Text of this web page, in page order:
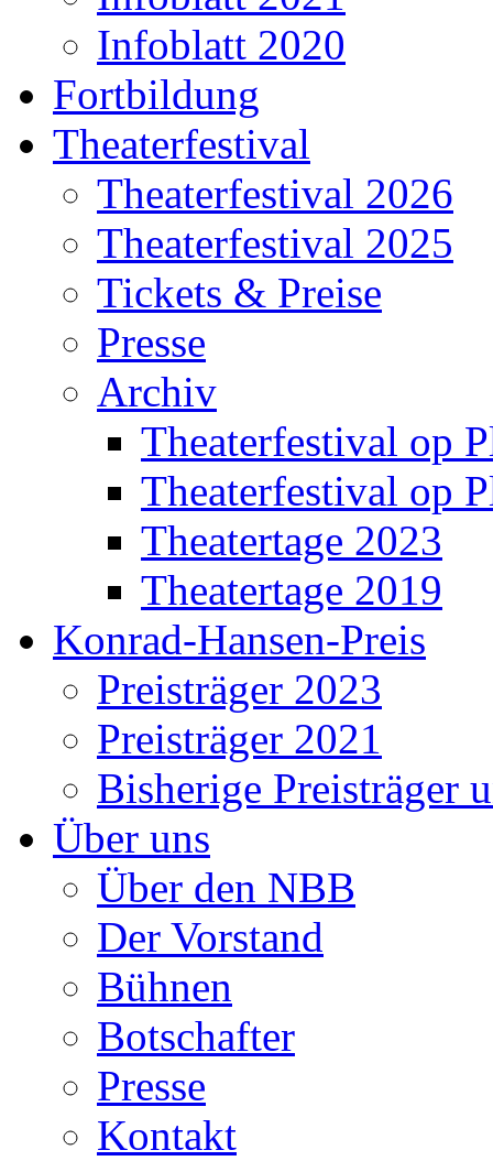
Infoblatt 2020
Fortbildung
Theaterfestival
Theaterfestival 2026
Theaterfestival 2025
Tickets & Preise
Presse
Archiv
Theaterfestival op
Theaterfestival op
Theatertage 2023
Theatertage 2019
Konrad-Hansen-Preis
Preisträger 2023
Preisträger 2021
Bisherige Preisträger
Über uns
Über den NBB
Der Vorstand
Bühnen
Botschafter
Presse
Kontakt